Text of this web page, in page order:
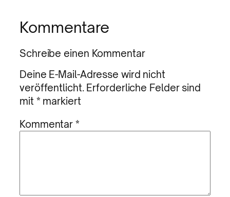
Kommentare
Schreibe einen Kommentar
Deine E-Mail-Adresse wird nicht
veröffentlicht. Erforderliche Felder sind
mit * markiert
Kommentar*